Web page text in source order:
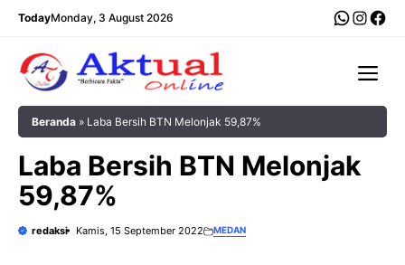
Langsung
TodayMonday, 3 August 2026
Beranda » Laba Bersih BTN Melonjak 59,87%
Laba Bersih BTN Melonjak
59,87%
redaksi Kamis, 15 September 2022 MEDAN